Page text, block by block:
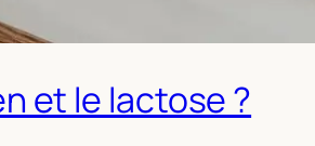
et le lactose ?